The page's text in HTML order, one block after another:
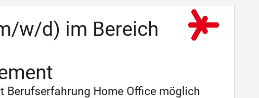
w/d) im Bereich
Home Office möglich